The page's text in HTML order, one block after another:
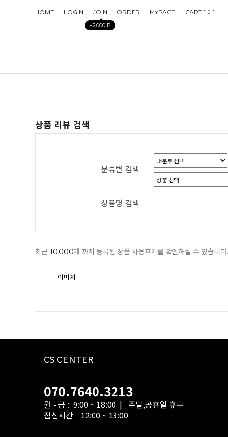
HOME LOGIN JOIN
+2,000 P
ORDER MYPAGE CART [ 0 ]
상품 리뷰 검색
분류별 검색
상품명 검색
최근 10,000개 까지 등록된 상품 사용후기를 확인하실 수 있습니다.
이미지
CS CENTER.
070.7640.3213
월 - 금 : 9:00 ~ 18:00 | 주말,공휴일 휴무
점심시간 : 12:00 ~ 13:00